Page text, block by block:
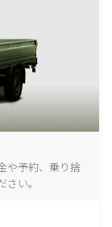
や予約、乗り捨
い。